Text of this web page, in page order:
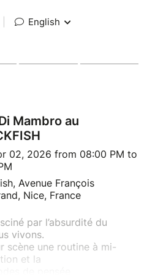
English
Mambro au
02, 2026 from 08:00 PM to
Avenue François
Nice, France
par l’absurdité du
vivons.
scène une routine à mi-
et la